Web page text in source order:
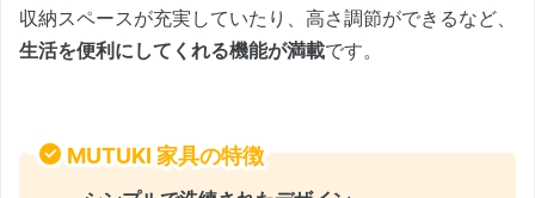
収納スペースが充実していたり、高さ調節ができるなど、
生活を便利にしてくれる機能が満載です。
MUTUKI 家具の特徴